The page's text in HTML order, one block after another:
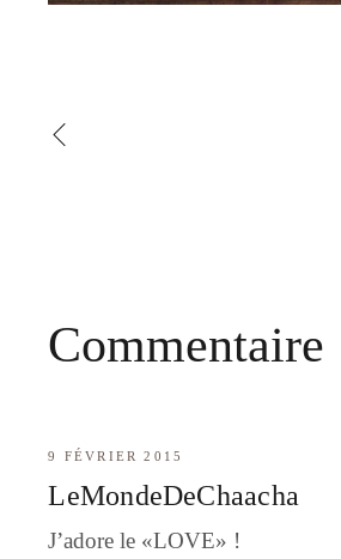
Commentaire
9 FÉVRIER 2015
LeMondeDeChaacha
J’adore le «LOVE» !